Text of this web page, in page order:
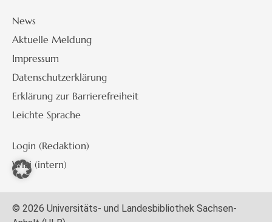
News
Aktuelle Meldung
Impressum
Datenschutzerklärung
Erklärung zur Barrierefreiheit
Leichte Sprache
Login (Redaktion)
Wiki (intern)
© 2026 Universitäts- und Landesbibliothek Sachsen-